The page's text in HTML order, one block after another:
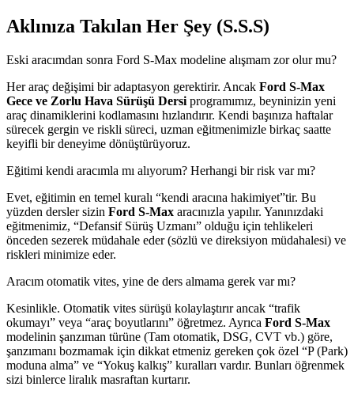
Aklınıza Takılan Her Şey (S.S.S)
Eski aracımdan sonra Ford S-Max modeline alışmam zor olur mu?
Her araç değişimi bir adaptasyon gerektirir. Ancak Ford S-Max
Gece ve Zorlu Hava Sürüşü Dersi programımız, beyninizin yeni
araç dinamiklerini kodlamasını hızlandırır. Kendi başınıza haftalar
sürecek gergin ve riskli süreci, uzman eğitmenimizle birkaç saatte
keyifli bir deneyime dönüştürüyoruz.
Eğitimi kendi aracımla mı alıyorum? Herhangi bir risk var mı?
Evet, eğitimin en temel kuralı “kendi aracına hakimiyet”tir. Bu
yüzden dersler sizin Ford S-Max aracınızla yapılır. Yanınızdaki
eğitmenimiz, “Defansif Sürüş Uzmanı” olduğu için tehlikeleri
önceden sezerek müdahale eder (sözlü ve direksiyon müdahalesi) ve
riskleri minimize eder.
Aracım otomatik vites, yine de ders almama gerek var mı?
Kesinlikle. Otomatik vites sürüşü kolaylaştırır ancak “trafik
okumayı” veya “araç boyutlarını” öğretmez. Ayrıca Ford S-Max
modelinin şanzıman türüne (Tam otomatik, DSG, CVT vb.) göre,
şanzımanı bozmamak için dikkat etmeniz gereken çok özel “P (Park)
moduna alma” ve “Yokuş kalkış” kuralları vardır. Bunları öğrenmek
sizi binlerce liralık masraftan kurtarır.